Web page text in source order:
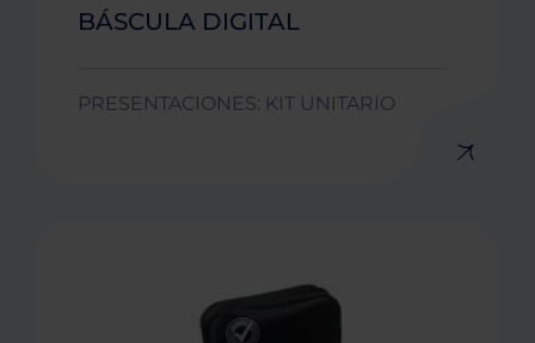
BÁSCULA DIGITAL
PRESENTACIONES: KIT UNITARIO